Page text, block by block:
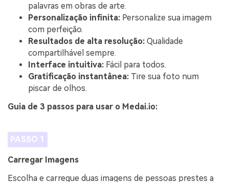
palavras em obras de arte.
Personalização infinita: Personalize sua imagem
com perfeição.
Resultados de alta resolução: Qualidade
compartilhável sempre.
Interface intuitiva: Fácil para todos.
Gratificação instantânea: Tire sua foto num
piscar de olhos.
Guia de 3 passos para usar o Medai.io:
PASSO 1
Carregar Imagens
Escolha e carregue duas imagens de pessoas prestes a